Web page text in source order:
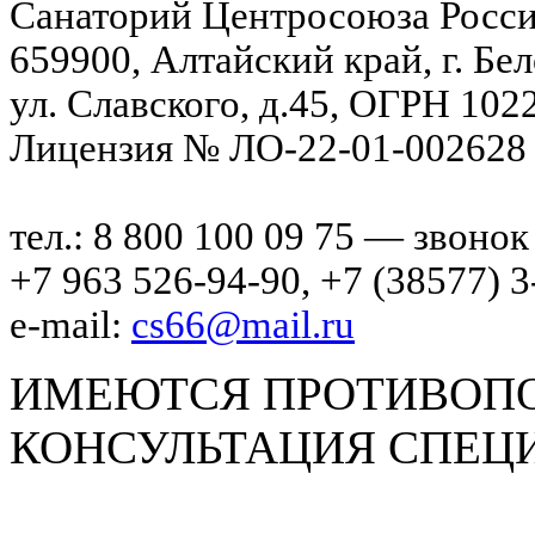
Санаторий Центросоюза
659900, Алтайский край, г.
ул. Славского, д.45, ОГРН
Лицензия № ЛО-22-01-002628
тел.: 8 800 100 09 75 —
+7 963 526-94-90, +7 (38577)
e-mail: cs66@mail.ru
ИМЕЮТСЯ
КОНСУЛЬТАЦИЯ